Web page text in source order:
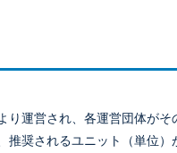
運営され、各運営団体がそ
奨されるユニット（単位）